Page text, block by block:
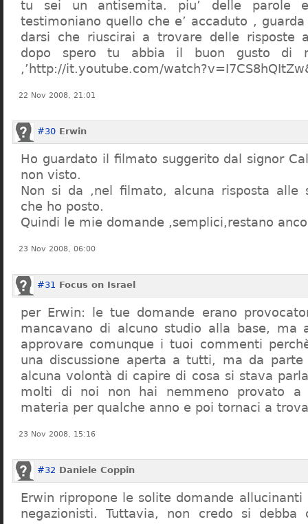
tu sei un antisemita. piu’ delle parole
testimoniano quello che e’ accaduto , guarda
darsi che riuscirai a trovare delle risposte
dopo spero tu abbia il buon gusto di
,’http://it.youtube.com/
22 Nov 2008, 21:01
#30 Erwin
Ho guardato il filmato suggerito dal signor
non visto.
Non si da ,nel filmato, alcuna risposta alle
che ho posto.
Quindi le mie domande ,semplici,restano
23 Nov 2008, 06:00
#31 Focus on Israel
per Erwin: le tue domande erano
mancavano di alcuno studio alla base, ma
approvare comunque i tuoi commenti
una discussione aperta a tutti, ma da parte
alcuna volontà di capire di cosa si stava
molti di noi non hai nemmeno provato a
materia per qualche anno e poi tornaci a
23 Nov 2008, 15:16
#32 Daniele Coppin
Erwin ripropone le solite domande
negazionisti. Tuttavia, non credo si debba